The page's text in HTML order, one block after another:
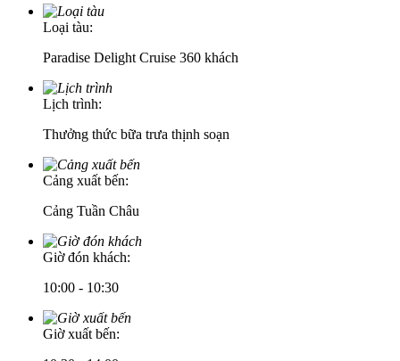
Loại tàu:
Paradise Delight Cruise 360 khách
Lịch trình:
Thưởng thức bữa trưa thịnh soạn
Cảng xuất bến:
Cảng Tuần Châu
Giờ đón khách:
10:00 - 10:30
Giờ xuất bến: